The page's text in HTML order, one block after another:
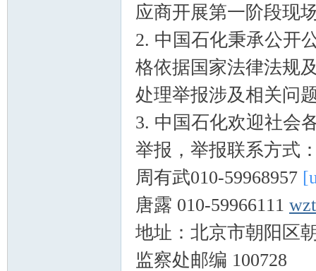
应商开展第一阶段现
2. 中国石化秉承公开
格依据国家法律法规
处理举报涉及相关问
3. 中国石化欢迎社会
举报，举报联系方式
周有武010-59968957
唐露 010-59966111
地址：北京市朝阳区
监察处邮编 100728